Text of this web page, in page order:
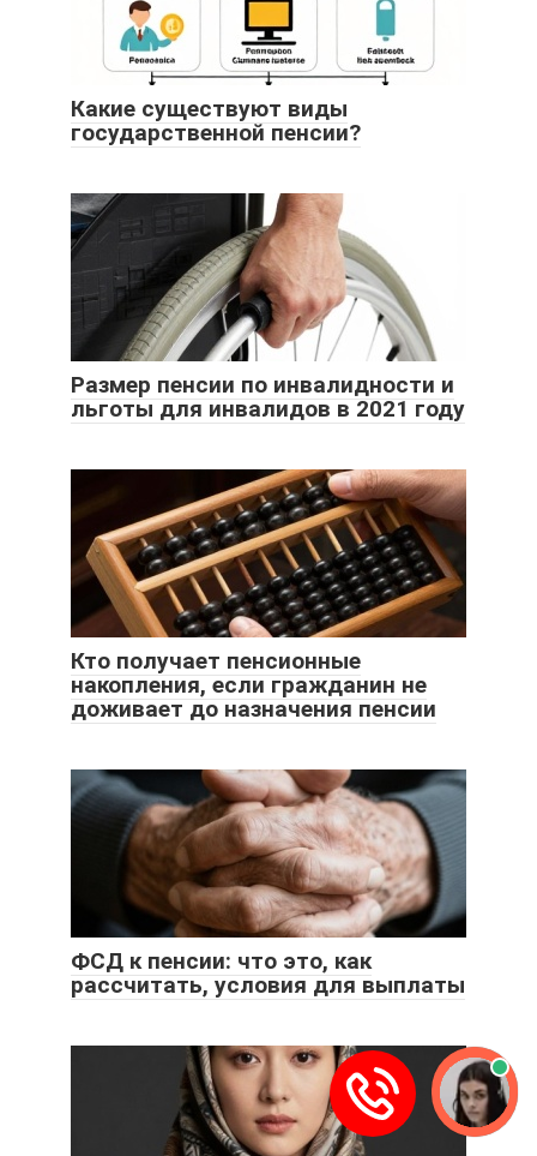
Какие существуют виды
государственной пенсии?
Размер пенсии по инвалидности и
льготы для инвалидов в 2021 году
Кто получает пенсионные
накопления, если гражданин не
доживает до назначения пенсии
ФСД к пенсии: что это, как
рассчитать, условия для выплаты